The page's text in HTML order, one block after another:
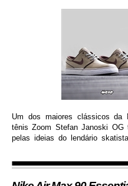
Um dos maiores clássicos da
tênis Zoom Stefan Janoski OG
pelas ideias do lendário
de solado de borracha que